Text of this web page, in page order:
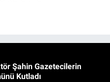
Şahin Gazetecilerin
Kutladı